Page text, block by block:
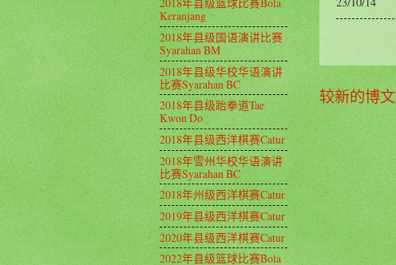
较新的博文
Keranjang
2018年县级国语演讲比赛
Syarahan BM
2018年县级华校华语演讲
比赛Syarahan BC
2018年县级跆拳道Tae
Kwon Do
2018年县级西洋棋赛Catur
2018年雪州华校华语演讲
比赛Syarahan BC
2018年州级西洋棋赛Catur
2019年县级西洋棋赛Catur
2020年县级西洋棋赛Catur
2022年县级篮球比赛Bola